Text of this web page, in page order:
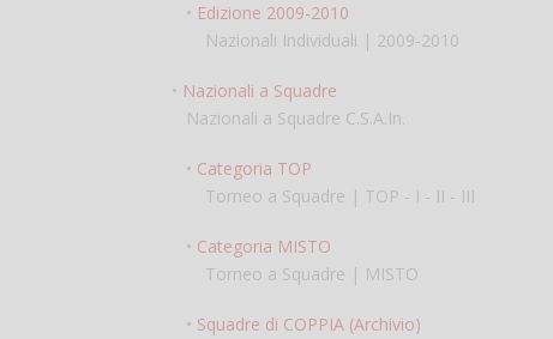
• Edizione 2009-2010
Nazionali Individuali | 2009-2010
• Nazionali a Squadre
Nazionali a Squadre C.S.A.In.
• Categoria TOP
Torneo a Squadre | TOP - I - II - III
• Categoria MISTO
Torneo a Squadre | MISTO
• Squadre di COPPIA (Archivio)